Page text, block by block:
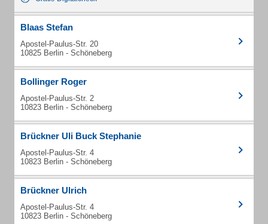
Blaas Stefan
Apostel-Paulus-Str. 20
10825 Berlin - Schöneberg
Bollinger Roger
Apostel-Paulus-Str. 2
10823 Berlin - Schöneberg
Brückner Uli Buck Stephanie
Apostel-Paulus-Str. 4
10823 Berlin - Schöneberg
Brückner Ulrich
Apostel-Paulus-Str. 4
10823 Berlin - Schöneberg